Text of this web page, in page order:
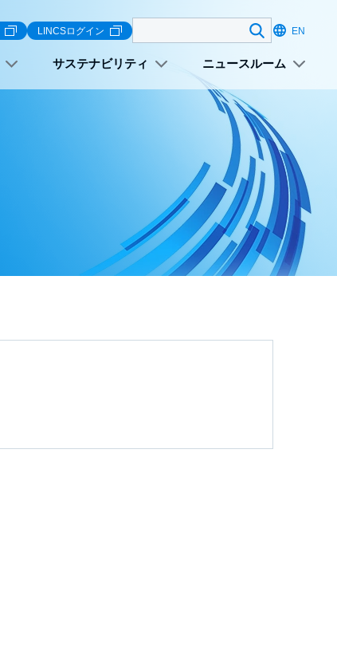
サステナビリティ ニュースルーム
LINCSログイン 検索する
EN